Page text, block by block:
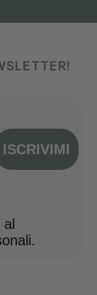
ISCRIVIMI
al